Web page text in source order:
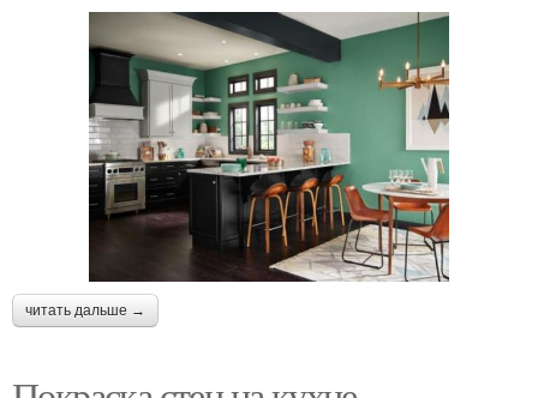
читать дальше →